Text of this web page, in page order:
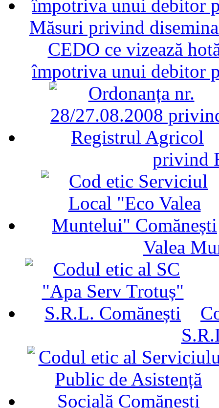
Măsuri privind
CEDO ce vizează
împotriva unui debitor
privind
Valea